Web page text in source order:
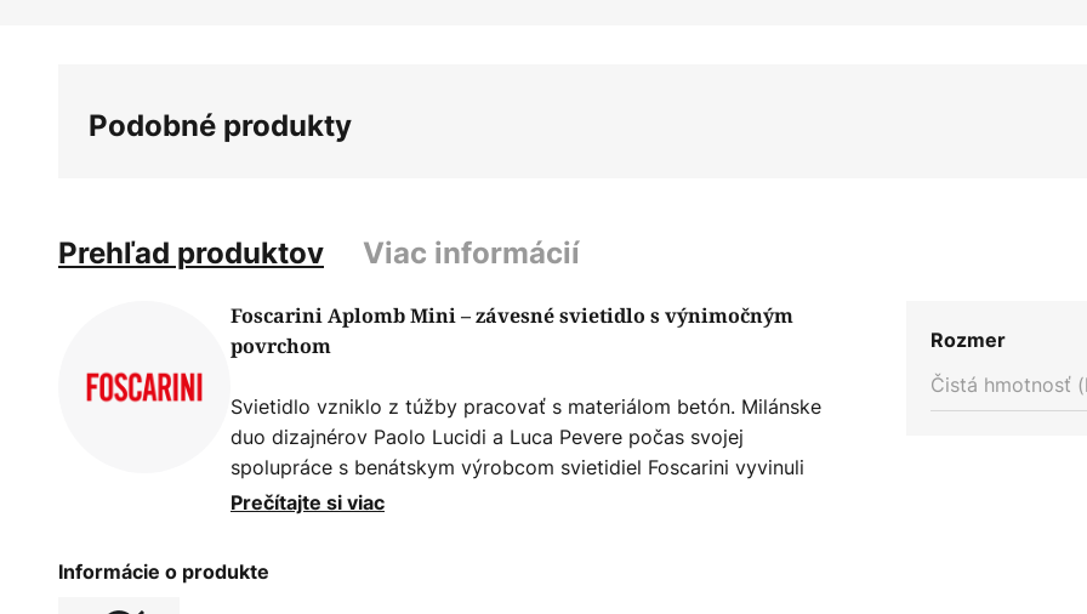
obrázkov
Podobné produkty
Prehľad produktov Viac informácií
Foscarini Aplomb Mini – závesné svietidlo s výnimočným
povrchom
Svietidlo vzniklo z túžby pracovať s materiálom betón. Milánske
duo dizajnérov Paolo Lucidi a Luca Pevere počas svojej
spolupráce s benátskym výrobcom svietidiel Foscarini vyvinuli
sériu svietidiel, ktoré pôsobia elegantne a zároveň surovo. Prvky
závesné svietidlo Aplomb, ktoré zaujme svojím charakteristickým
tvarom obráteného lievika. Betón, materiál, ktorý sa často používa
Prečítajte si viac
Informácie o produkte
Rozmer
Čistá hmotnosť